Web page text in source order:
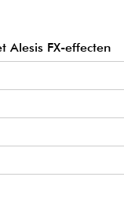
Alesis FX-effecten